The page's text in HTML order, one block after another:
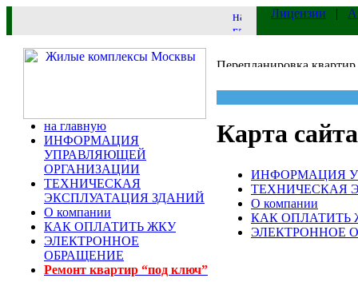
Лицензии |
на главную
ИНФОРМАЦИЯ
УПРАВЛЯЮЩЕЙ
ОРГАНИЗАЦИИ
ТЕХНИЧЕСКАЯ
ЭКСПЛУАТАЦИЯ ЗДАНИЙ
О компании
КАК ОПЛАТИТЬ ЖКУ
ЭЛЕКТРОННОЕ
ОБРАЩЕНИЕ
Ремонт квартир “под ключ”
Карта сайта
ИНФОРМАЦИЯ
ТЕХНИЧЕСКАЯ
О компании
КАК ОПЛАТИТЬ
ЭЛЕКТРОННОЕ